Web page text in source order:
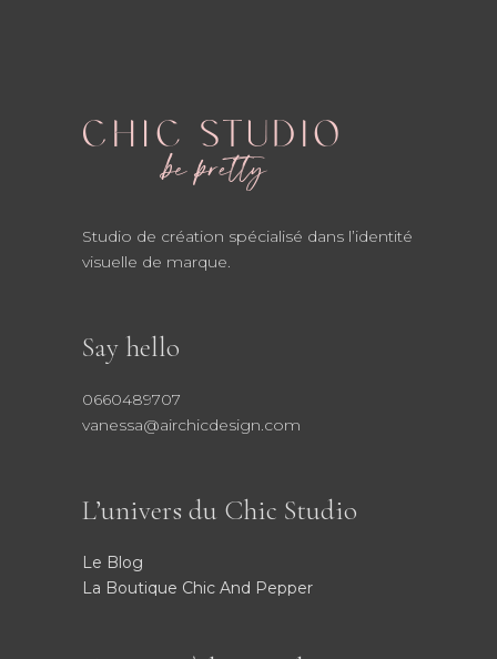
Studio de création spécialisé dans l’identité
visuelle de marque.
Say hello
0660489707
vanessa@airchicdesign.com
L’univers du Chic Studio
Le Blog
La Boutique Chic And Pepper